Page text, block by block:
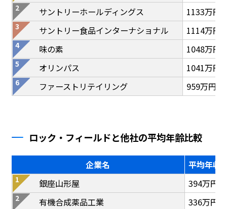
サントリーホールディングス
1133万円
サントリー食品インターナショナル
1114万円
味の素
1048万円
オリンパス
1041万円
ファーストリテイリング
959万円
ロック・フィールドと他社の平均年齢比較
企業名
平均年収
銀座山形屋
394万円
有機合成薬品工業
336万円